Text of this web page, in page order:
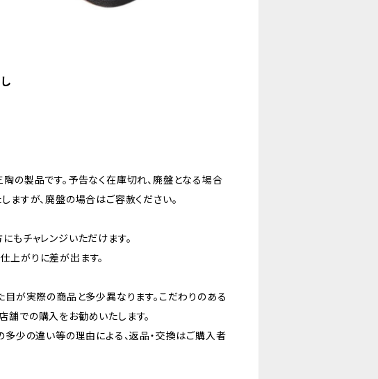
し
の製品です。予告なく在庫切れ、廃盤となる場合
ますが、廃盤の場合はご容赦ください。
もチャレンジいただけます。
上がりに差が出ます。
目が実際の商品と多少異なります。こだわりのある
での購入をお勧めいたします。
多少の違い等の理由による、返品・交換はご購入者